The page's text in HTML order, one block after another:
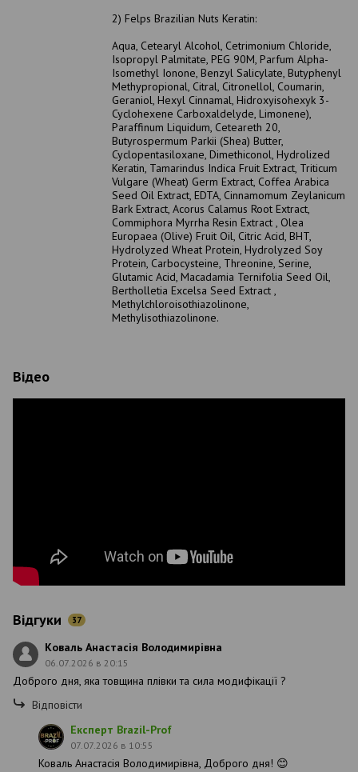
2) Felps Brazilian Nuts Keratin:
Aqua, Cetearyl Alcohol, Cetrimonium Chloride,
Isopropyl Palmitate, PEG 90M, Parfum Alpha-
Isomethyl Ionone, Benzyl Salicylate, Butyphenyl
Methypropional, Citral, Citronellol, Coumarin,
Geraniol, Hexyl Cinnamal, Hidroxyisohexyk 3-
Cyclohexene Carboxaldelyde, Limonene),
Paraffinum Liquidum, Ceteareth 20,
Butyrospermum Parkii (Shea) Butter,
Cyclopentasiloxane, Dimethiconol, Hydrolized
Keratin, Tamarindus Indica Fruit Extract, Triticum
Vulgare (Wheat) Germ Extract, Coffea Arabica
Seed Oil Extract, EDTA, Cinnamomum Zeylanicum
Bark Extract, Acorus Calamus Root Extract,
Commiphora Myrrha Resin Extract , Olea
Europaea (Olive) Fruit Oil, Citric Acid, BHT,
Hydrolyzed Wheat Protein, Hydrolyzed Soy
Protein, Carbocysteine, Threonine, Serine,
Glutamic Acid, Macadamia Ternifolia Seed Oil,
Bertholletia Excelsa Seed Extract ,
Methylchloroisothiazolinone,
Methylisothiazolinone.
Відео
Відгуки 37
Коваль Анастасія Володимирівна
06.07.2026 в 20:15
Доброго дня, яка товщина плівки та сила модифікації ?
Відповісти
Експерт Brazil-Prof
07.07.2026 в 10:55
Коваль Анастасія Володимирівна, Доброго дня! 😊